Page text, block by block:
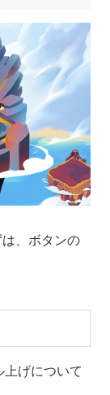
、ボタンの
げについて